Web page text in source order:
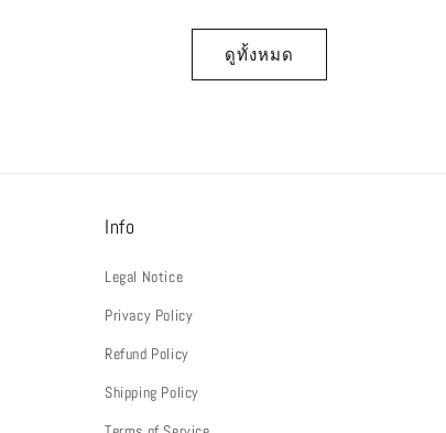
ดูทั้งหมด
Info
Legal Notice
Privacy Policy
Refund Policy
Shipping Policy